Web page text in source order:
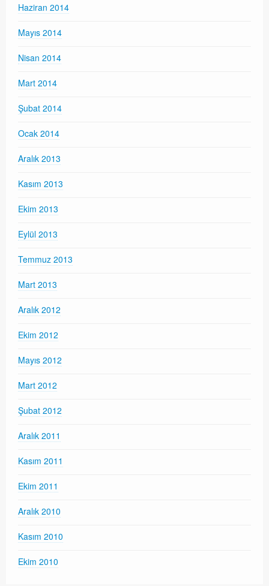
Haziran 2014
Mayıs 2014
Nisan 2014
Mart 2014
Şubat 2014
Ocak 2014
Aralık 2013
Kasım 2013
Ekim 2013
Eylül 2013
Temmuz 2013
Mart 2013
Aralık 2012
Ekim 2012
Mayıs 2012
Mart 2012
Şubat 2012
Aralık 2011
Kasım 2011
Ekim 2011
Aralık 2010
Kasım 2010
Ekim 2010